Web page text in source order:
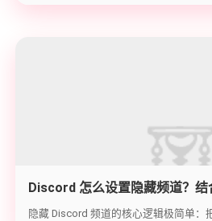
Discord 怎么设置隐藏频道？
手教你打造 100% 私密的专属频
隐藏 Discord 频道的核心逻辑极简单：